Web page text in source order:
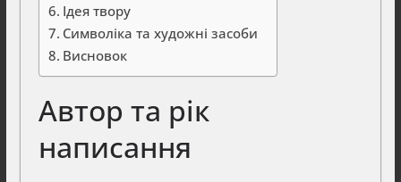
Ідея твору
Символіка та художні засоби
Висновок
Автор та рік
написання